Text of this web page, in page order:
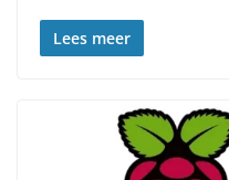
Lees meer